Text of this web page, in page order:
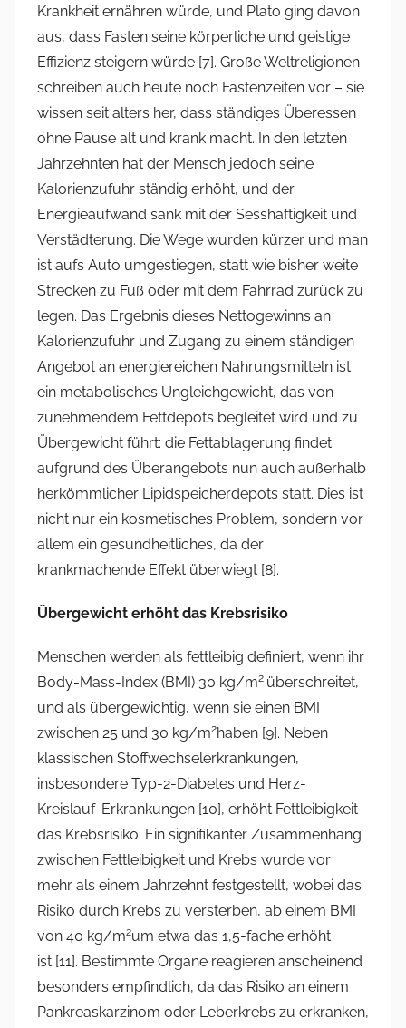
Krankheit ernähren würde, und Plato ging davon
aus, dass Fasten seine körperliche und geistige
Effizienz steigern würde [7]. Große Weltreligionen
schreiben auch heute noch Fastenzeiten vor – sie
wissen seit alters her, dass ständiges Überessen
ohne Pause alt und krank macht. In den letzten
Jahrzehnten hat der Mensch jedoch seine
Kalorienzufuhr ständig erhöht, und der
Energieaufwand sank mit der Sesshaftigkeit und
Verstädterung. Die Wege wurden kürzer und man
ist aufs Auto umgestiegen, statt wie bisher weite
Strecken zu Fuß oder mit dem Fahrrad zurück zu
legen. Das Ergebnis dieses Nettogewinns an
Kalorienzufuhr und Zugang zu einem ständigen
Angebot an energiereichen Nahrungsmitteln ist
ein metabolisches Ungleichgewicht, das von
zunehmendem Fettdepots begleitet wird und zu
Übergewicht führt: die Fettablagerung findet
aufgrund des Überangebots nun auch außerhalb
herkömmlicher Lipidspeicherdepots statt. Dies ist
nicht nur ein kosmetisches Problem, sondern vor
allem ein gesundheitliches, da der
krankmachende Effekt überwiegt [8].
Übergewicht erhöht das Krebsrisiko
Menschen werden als fettleibig definiert, wenn ihr
Body-Mass-Index (BMI) 30 kg/m2 überschreitet,
und als übergewichtig, wenn sie einen BMI
zwischen 25 und 30 kg/m2haben [9]. Neben
klassischen Stoffwechselerkrankungen,
insbesondere Typ-2-Diabetes und Herz-
Kreislauf-Erkrankungen [10], erhöht Fettleibigkeit
das Krebsrisiko. Ein signifikanter Zusammenhang
zwischen Fettleibigkeit und Krebs wurde vor
mehr als einem Jahrzehnt festgestellt, wobei das
Risiko durch Krebs zu versterben, ab einem BMI
von 40 kg/m2um etwa das 1,5-fache erhöht
ist [11]. Bestimmte Organe reagieren anscheinend
besonders empfindlich, da das Risiko an einem
Pankreaskarzinom oder Leberkrebs zu erkranken,